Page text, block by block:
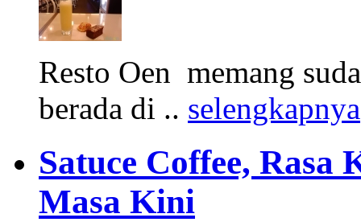
Resto Oen memang
berada di .. selengkapnya
Satuce Coffee, Rasa
Masa Kini